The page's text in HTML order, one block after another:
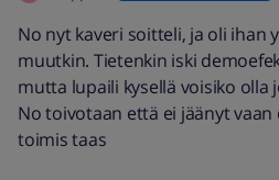
No nyt kaveri soitteli, ja oli ihan
muutkin. Tietenkin iski
mutta lupaili kysellä voisiko olla
No toivotaan että ei jäänyt
toimis taas